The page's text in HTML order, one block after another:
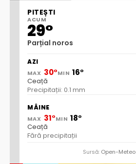
PITEȘTI
ACUM
29°
Parțial noros
AZI
MAX 30°MIN 16°
Ceață
Precipitații: 0.1 mm
MÂINE
MAX 31°MIN 18°
Ceață
Fără precipitații
Sursă: Open-Meteo